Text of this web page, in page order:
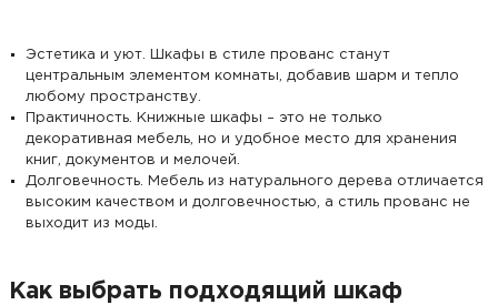
Эстетика и уют. Шкафы в стиле прованс станут
центральным элементом комнаты, добавив шарм и тепло
любому пространству.
Практичность. Книжные шкафы – это не только
декоративная мебель, но и удобное место для хранения
книг, документов и мелочей.
Долговечность. Мебель из натурального дерева отличается
высоким качеством и долговечностью, а стиль прованс не
выходит из моды.
Как выбрать подходящий шкаф